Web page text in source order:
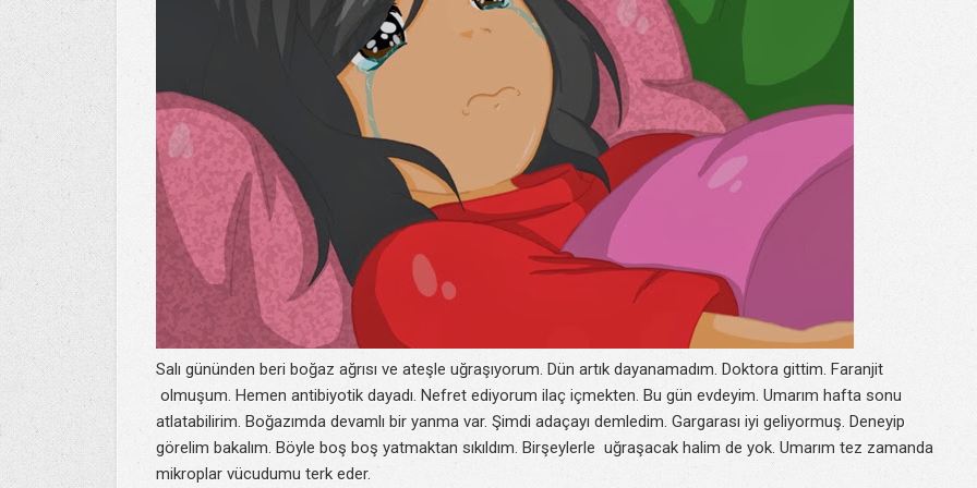
Salı gününden beri boğaz ağrısı ve ateşle uğraşıyorum. Dün artık dayanamadım. Doktora gittim. Faranjit
olmuşum. Hemen antibiyotik dayadı. Nefret ediyorum ilaç içmekten. Bu gün evdeyim. Umarım hafta sonu
atlatabilirim. Boğazımda devamlı bir yanma var. Şimdi adaçayı demledim. Gargarası iyi geliyormuş. Deneyip
görelim bakalım. Böyle boş boş yatmaktan sıkıldım. Birşeylerle uğraşacak halim de yok. Umarım tez zamanda
mikroplar vücudumu terk eder.